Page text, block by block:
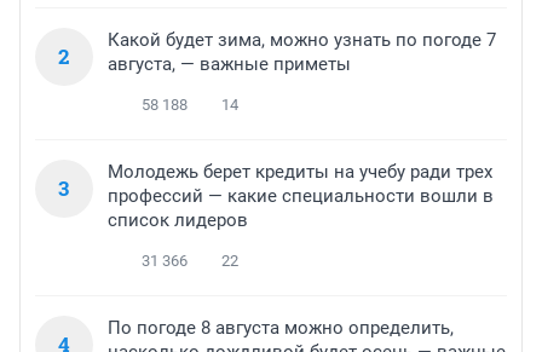
2
Какой будет зима, можно узнать по погоде 7
августа, — важные приметы
58 188 14
3
Молодежь берет кредиты на учебу ради трех
профессий — какие специальности вошли в
список лидеров
31 366 22
4
По погоде 8 августа можно определить,